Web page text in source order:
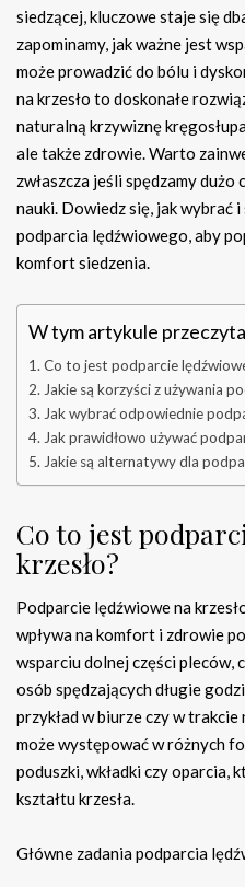
siedzącej, kluczowe staje się
zapominamy, jak ważne jest
może prowadzić do bólu i
na krzesło to doskonałe
naturalną krzywiznę
ale także zdrowie. Warto
zwłaszcza jeśli spędzamy dużo
nauki. Dowiedz się, jak wybrać
podparcia lędźwiowego, aby
komfort siedzenia.
W tym artykule
Co to jest podparcie
Jakie są korzyści z używania
Jak wybrać odpowiednie
Jak prawidłowo używać
Jakie są alternatywy dla
Co to jest
krzesło?
Podparcie lędźwiowe na
wpływa na komfort i zdrowie
wsparciu dolnej części pleców,
osób spędzających długie
przykład w biurze czy w
może występować w różnych
poduszki, wkładki czy oparcia,
kształtu krzesła.
Główne zadania podparcia